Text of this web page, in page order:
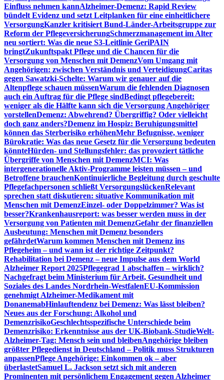
Einfluss nehmen kannAlzheimer-Demenz: Rapid Review
bündelt Evidenz und setzt Leitplanken für eine einheitlichere
VersorgungKanzler kritisiert Bund-Länder-Arbeitsgruppe zur
Reform der PflegeversicherungSchmerzmanagement im Alter
neu sortiert: Was die neue S3-Leitlinie GeriPAIN
bringtZukunftspakt Pflege und die Chancen für die
Versorgung von Menschen mit DemenzVom Umgang mit
Angehörigen: zwischen Verständnis und VerteidigungCaritas
gegen Sawatzki-Schelte: Warum wir genauer auf die
Altenpflege schauen müssenWarum die fehlenden Diagnosen
auch ein Auftrag für die Pflege sindBedingt pflegebereit:
weniger als die Hälfte kann sich die Versorgung Angehöriger
vorstellenDemenz: Abwehrend? Übergriffig? Oder vielleicht
doch ganz anders?Demenz im Hospiz: Beruhigungsmittel
können das Sterberisiko erhöhenMehr Befugnisse, weniger
Bürokratie: Was das neue Gesetz für die Versorgung bedeuten
könnteHürden- und Stellungsfehler: das provoziert tätliche
Übergriffe von Menschen mit DemenzMCI: Was
intergenerationelle Aktiv-Programme leisten müssen – und
Betroffene brauchenKontinuierliche Begleitung durch geschulte
Pflegefachpersonen schließt VersorgungslückenRelevant
sprechen statt diskutieren: situative Kommunikation mit
Menschen mit DemenzEinzel- oder Doppelzimmer? Was ist
besser?Krankenhausreport: was besser werden muss in der
Versorgung von Patienten mit DemenzGefahr der finanziellen
Ausbeutung: Menschen mit Demenz besonders
gefährdetWarum kommen Menschen mit Demenz ins
Pflegeheim – und wann ist der richtige Zeitpunkt?
Rehabilitation bei Demenz – neue Impulse aus dem World
Alzheimer Report 2025Pflegegrad 1 abschaffen – wirklich?
Nachgefragt beim Ministerium für Arbeit, Gesundheit und
Soziales des Landes Nordrhein-WestfalenEU-Kommission
genehmigt Alzheimer-Medikament mit
DonanemabHinlauftendenz bei Demenz: Was lässt bleiben?
Neues aus der Forschung: Alkohol und
DemenzrisikoGeschlechtsspezifische Unterschiede beim
Demenzrisiko: Erkenntnisse aus der UK-Biobank-StudieWelt-
Alzheimer-Tag: Mensch sein und bleibenAngehörige bleiben
größter Pflegedienst in Deutschland – Politik muss Strukturen
anpassenPflege Angehörige: Einkommen ok – aber
überlastetSamuel L. Jackson setzt sich mit anderen
Prominenten mit persönlichem Engagement gegen Alzheimer